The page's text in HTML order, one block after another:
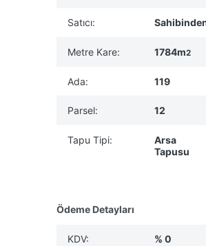
Satıcı:
Metre Kare: 1784m2
Ada: 119
Parsel: 12
Tapu Tipi:
Arsa
Tapusu
Ödeme Detayları
KDV: % 0